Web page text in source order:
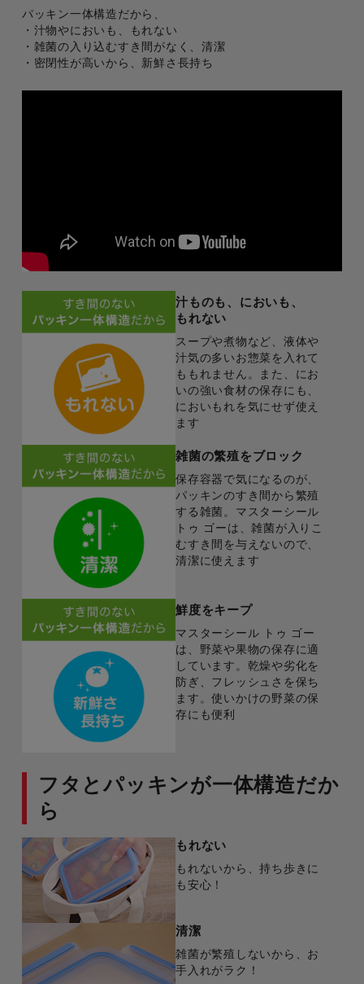
パッキン一体構造だから、
・汁物やにおいも、もれない
・雑菌の入り込むすき間がなく、清潔
・密閉性が高いから、新鮮さ長持ち
汁ものも、においも、
もれない
スープや煮物など、液体や
汁気の多いお惣菜を入れて
ももれません。また、にお
いの強い食材の保存にも、
においもれを気にせず使え
ます
雑菌の繁殖をブロック
保存容器で気になるのが、
パッキンのすき間から繁殖
する雑菌。マスターシール
トゥ ゴーは、雑菌が入りこ
むすき間を与えないので、
清潔に使えます
鮮度をキープ
マスターシール トゥ ゴー
は、野菜や果物の保存に適
しています。乾燥や劣化を
防ぎ、フレッシュさを保ち
ます。使いかけの野菜の保
存にも便利
フタとパッキンが一体構造だか
ら
もれない
もれないから、持ち歩きに
も安心！
清潔
雑菌が繁殖しないから、お
手入れがラク！